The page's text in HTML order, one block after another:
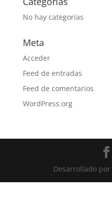
No hay categorías
Meta
Acceder
Feed de entradas
Feed de comentarios
WordPress.org
Desarrollado por